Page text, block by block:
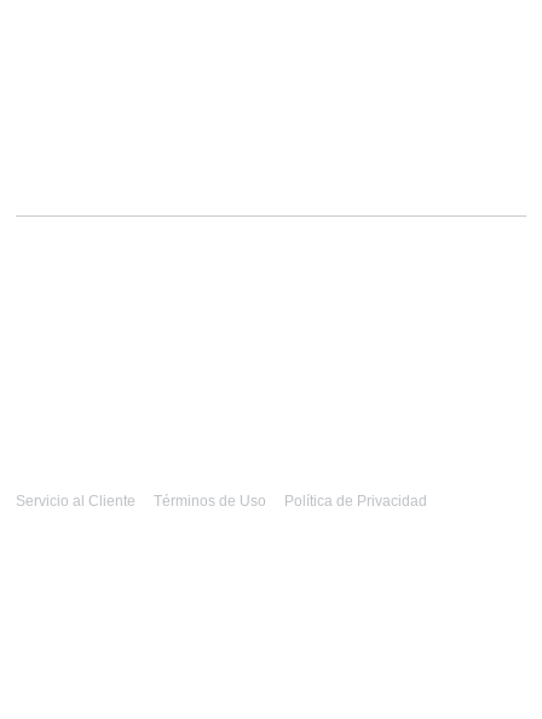
Servicio al Cliente Términos de Uso Política de Privacidad